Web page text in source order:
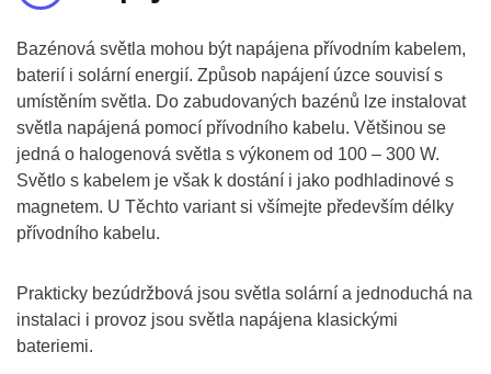
Bazénová světla mohou být napájena přívodním kabelem,
baterií i solární energií. Způsob napájení úzce souvisí s
umístěním světla. Do zabudovaných bazénů lze instalovat
světla napájená pomocí přívodního kabelu. Většinou se
jedná o halogenová světla s výkonem od 100 – 300 W.
Světlo s kabelem je však k dostání i jako podhladinové s
magnetem. U Těchto variant si všímejte především délky
přívodního kabelu.
Prakticky bezúdržbová jsou světla solární a jednoduchá na
instalaci i provoz jsou světla napájena klasickými
bateriemi.